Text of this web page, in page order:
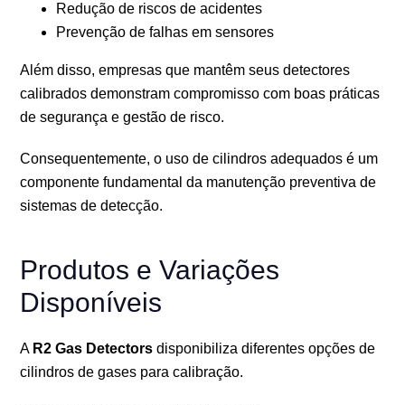
Redução de riscos de acidentes
Prevenção de falhas em sensores
Além disso, empresas que mantêm seus detectores
calibrados demonstram compromisso com boas práticas
de segurança e gestão de risco.
Consequentemente, o uso de cilindros adequados é um
componente fundamental da manutenção preventiva de
sistemas de detecção.
Produtos e Variações
Disponíveis
A R2 Gas Detectors disponibiliza diferentes opções de
cilindros de gases para calibração.